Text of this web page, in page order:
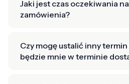
Jaki jest czas oczekiwania
zamówienia?
Czy mogę ustalić inny
będzie mnie w terminie